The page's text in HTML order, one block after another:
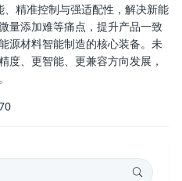
精准控制与强适配性，解决新能
量添加难等痛点，提升产品一致
源材料智能制造的核心装备。未
度、更智能、更兼容方向发展，